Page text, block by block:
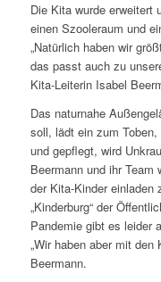
Die Kita wurde erweitert
einen Szooleraum und
„Natürlich haben wir
das passt auch zu
Kita-Leiterin Isabel
Das naturnahe
soll, lädt ein zum
und gepflegt, wird
Beermann und ihr
der Kita-Kinder einladen
„Kinderburg“ der
Pandemie gibt es leider
„Wir haben aber mit den
Beermann.